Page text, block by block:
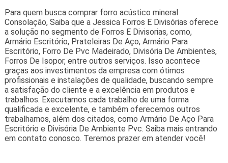
Para quem busca comprar forro acústico mineral
Consolação, Saiba que a Jessica Forros E Divisórias oferece
a solução no segmento de Forros E Divisorias, como,
Armário Escritório, Prateleiras De Aço, Armário Para
Escritório, Forro De Pvc Madeirado, Divisória De Ambientes,
Forros De Isopor, entre outros serviços. Isso acontece
graças aos investimentos da empresa com ótimos
profissionais e instalações de qualidade, buscando sempre
a satisfação do cliente e a excelência em produtos e
trabalhos. Executamos cada trabalho de uma forma
qualificada e excelente, e também oferecemos outros
trabalhamos, além dos citados, como Armário De Aço Para
Escritório e Divisória De Ambiente Pvc. Saiba mais entrando
em contato conosco. Teremos prazer em atender você!